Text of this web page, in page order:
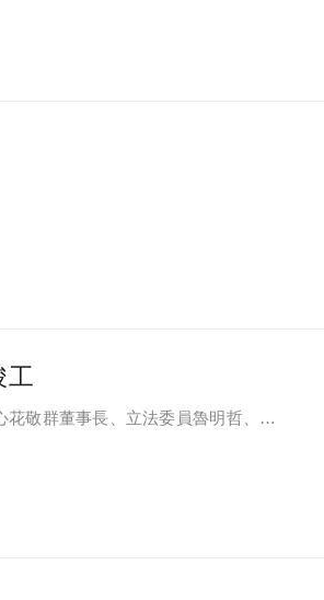
工
花敬群董事長、立法委員魯明哲、財